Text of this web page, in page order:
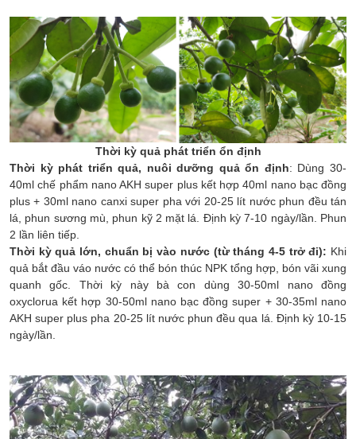
Thời kỳ quả phát triển ổn định
Thời kỳ phát triển quả, nuôi dưỡng quả ổn định: Dùng 30-
40ml chế phẩm nano AKH super plus kết hợp 40ml nano bạc đồng
plus + 30ml nano canxi super pha với 20-25 lít nước phun đều tán
lá, phun sương mù, phun kỹ 2 mặt lá. Định kỳ 7-10 ngày/lần. Phun
2 lần liên tiếp.
Thời kỳ quả lớn, chuẩn bị vào nước (từ tháng 4-5 trở đi): Khi
quả bắt đầu váo nước có thể bón thúc NPK tổng hợp, bón vãi xung
quanh gốc. Thời kỳ này bà con dùng 30-50ml nano đồng
oxyclorua kết hợp 30-50ml nano bạc đồng super + 30-35ml nano
AKH super plus pha 20-25 lít nước phun đều qua lá. Định kỳ 10-15
ngày/lần.